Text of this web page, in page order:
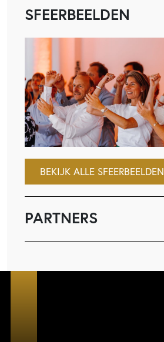
SFEERBEELDEN
BEKIJK ALLE SFEERBEELDEN
PARTNERS